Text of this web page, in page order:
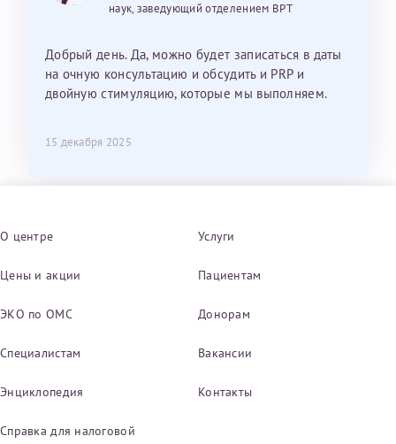
наук, заведующий отделением ВРТ
Добрый день. Да, можно будет записаться в даты
на очную консультацию и обсудить и PRP и
двойную стимуляцию, которые мы выполняем.
15 декабря 2025
О центре Услуги
Цены и акции Пациентам
ЭКО по ОМС Донорам
Специалистам Вакансии
Энциклопедия Контакты
Справка для налоговой